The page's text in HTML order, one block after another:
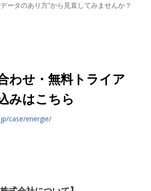
ータのあり方”から見直してみませんか？
わせ・無料トライア
みはこちら
case/energie/